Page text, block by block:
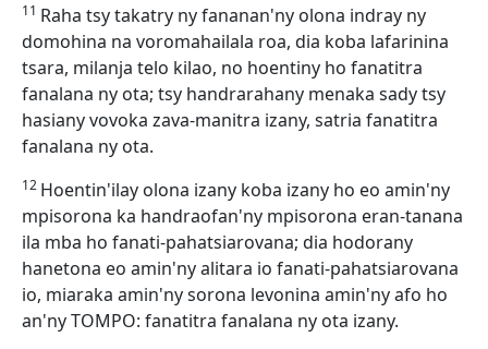
11 Raha tsy takatry ny fananan'ny olona indray ny
domohina na voromahailala roa, dia koba lafarinina
tsara, milanja telo kilao, no hoentiny ho fanatitra
fanalana ny ota; tsy handrarahany menaka sady tsy
hasiany vovoka zava-manitra izany, satria fanatitra
fanalana ny ota.
12 Hoentin'ilay olona izany koba izany ho eo amin'ny
mpisorona ka handraofan'ny mpisorona eran-tanana
ila mba ho fanati-pahatsiarovana; dia hodorany
hanetona eo amin'ny alitara io fanati-pahatsiarovana
io, miaraka amin'ny sorona levonina amin'ny afo ho
an'ny TOMPO: fanatitra fanalana ny ota izany.